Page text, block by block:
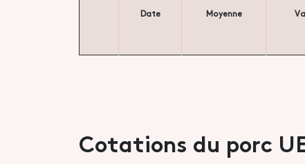
Date Moyenne
Cotations du porc